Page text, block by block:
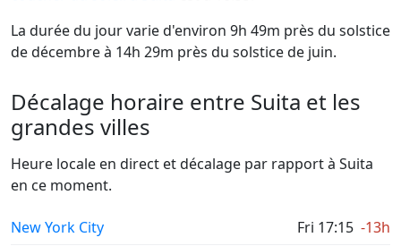
La durée du jour varie d'environ 9h 49m près du solstice
de décembre à 14h 29m près du solstice de juin.
Décalage horaire entre Suita et les
grandes villes
Heure locale en direct et décalage par rapport à Suita
en ce moment.
New York City Fri 17:15 -13h